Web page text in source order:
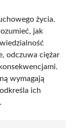
życia.
jak
odczuwa ciężar
wymagają
ich